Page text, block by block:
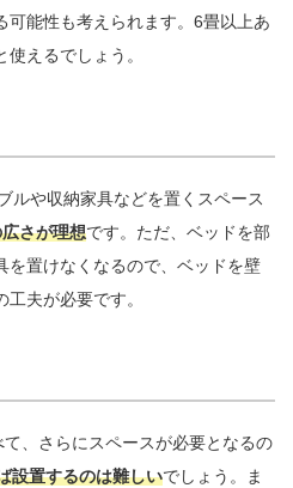
可能性も考えられます。6畳以上あ
えるでしょう。
ルや収納家具などを置くスペース
さが理想です。ただ、ベッドを部
を置けなくなるので、ベッドを壁
夫が必要です。
、さらにスペースが必要となるの
設置するのは難しいでしょう。ま